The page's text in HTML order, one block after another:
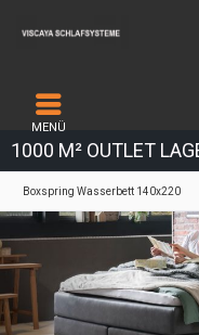
1000 M² OUTLET
MENÜ
Boxspring Wasserbett 140x220